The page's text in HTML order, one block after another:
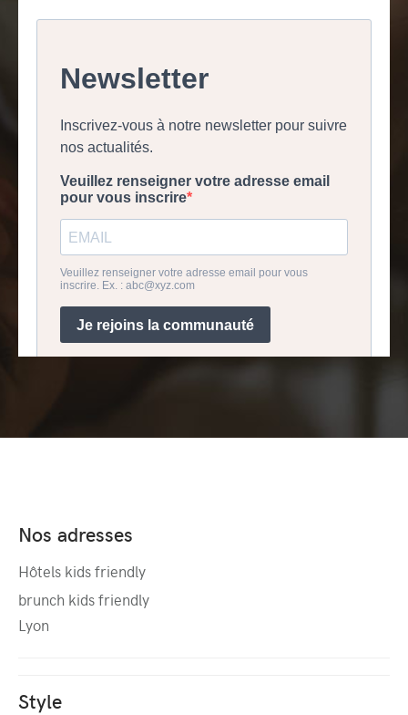
Nos adresses
Hôtels kids friendly
brunch kids friendly
Lyon
Style